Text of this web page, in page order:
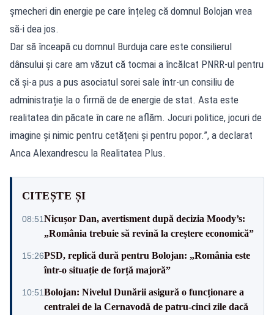
șmecheri din energie pe care înțeleg că domnul Bolojan vrea
să-i dea jos.
Dar să înceapă cu domnul Burduja care este consilierul
dânsului și care am văzut că tocmai a încălcat PNRR-ul pentru
că și-a pus a pus asociatul sorei sale într-un consiliu de
administrație la o firmă de de energie de stat. Asta este
realitatea din păcate în care ne aflăm. Jocuri politice, jocuri de
imagine și nimic pentru cetățeni și pentru popor.”, a declarat
Anca Alexandrescu la Realitatea Plus.
CITEȘTE ȘI
08:51Nicușor Dan, avertisment după decizia Moody’s:
„România trebuie să revină la creștere economică”
15:26PSD, replică dură pentru Bolojan: „România este
într-o situație de forță majoră”
10:51Bolojan: Nivelul Dunării asigură o funcționare a
centralei de la Cernavodă de patru-cinci zile dacă